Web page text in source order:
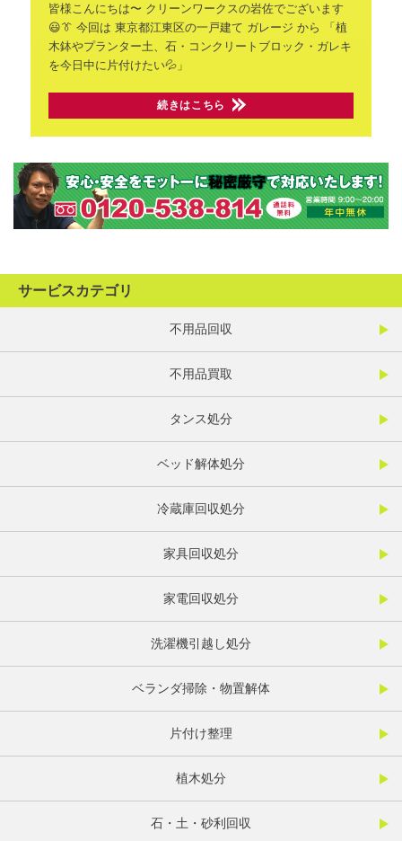
皆様こんにちは〜 クリーンワークスの岩佐でございます
😃👔 今回は 東京都江東区の一戸建て ガレージ から
「植
木鉢やプランター土、石・コンクリートブロック・ガレキ
を今日中に片付けたい💦」
続きはこちら
サービスカテゴリ
不用品回収
不用品買取
タンス処分
ベッド解体処分
冷蔵庫回収処分
家具回収処分
家電回収処分
洗濯機引越し処分
ベランダ掃除・物置解体
片付け整理
植木処分
石・土・砂利回収